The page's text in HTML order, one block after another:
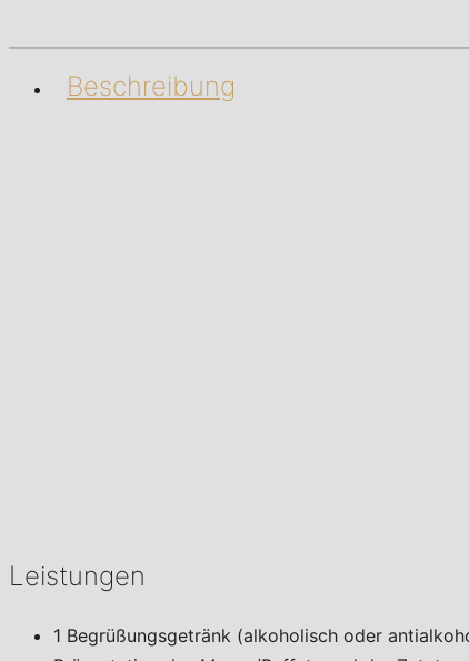
Beschreibung
Leistungen
1 Begrüßungsgetränk (alkoholisch oder